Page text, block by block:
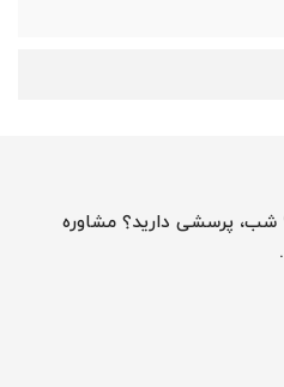
شنبه تا پنج شنبه 10 صبح تا 9 شب، پرسشی دارید؟ مشاوره